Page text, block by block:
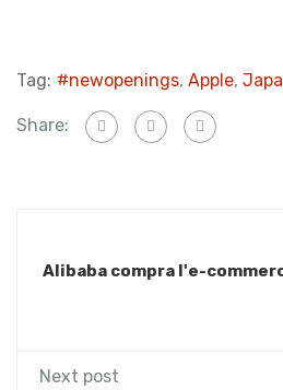
Tag: #newopenings, Apple,
Share:
Alibaba compra l'e-
Next post